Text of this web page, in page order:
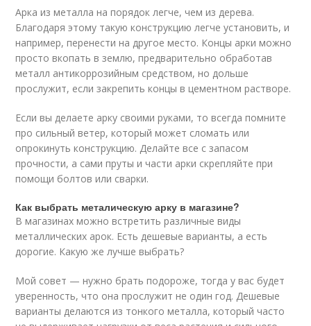
Арка из металла на порядок легче, чем из дерева.
Благодаря этому такую конструкцию легче установить, и
например, перенести на другое место. Концы арки можно
просто вкопать в землю, предварительно обработав
металл антикоррозийным средством, но дольше
прослужит, если закрепить концы в цементном растворе.
Если вы делаете арку своими руками, то всегда помните
про сильный ветер, который может сломать или
опрокинуть конструкцию. Делайте все с запасом
прочности, а сами пруты и части арки скрепляйте при
помощи болтов или сварки.
Как выбрать металическую арку в магазине?
В магазинах можно встретить различные виды
металлических арок. Есть дешевые варианты, а есть
дорогие. Какую же лучше выбрать?
Мой совет — нужно брать подороже, тогда у вас будет
уверенность, что она прослужит не один год. Дешевые
варианты делаются из тонкого металла, который часто